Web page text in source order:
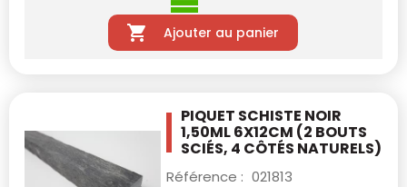
Ajouter au panier
PIQUET SCHISTE NOIR
1,50ML 6X12CM (2 BOUTS
SCIÉS, 4 CÔTÉS NATURELS)
Référence : 021813